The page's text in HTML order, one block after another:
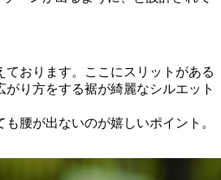
ております。ここにスリットがある
がり方をする裾が綺麗なシルエット
腰が出ないのが嬉しいポイント。